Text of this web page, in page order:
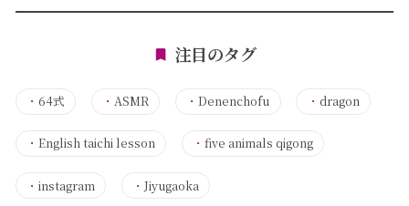
注目のタグ
・ 64式 ・ASMR ・Denenchofu ・ dragon
・ English taichi lesson ・five animals qigong
・ instagram ・Jiyugaoka